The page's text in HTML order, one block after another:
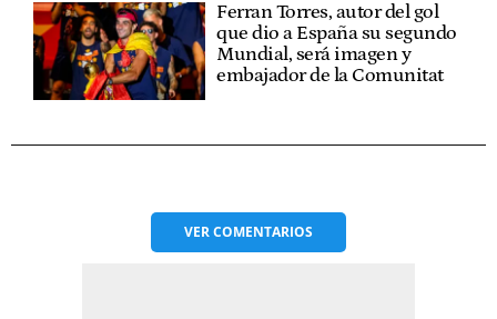
Ferran Torres, autor del gol
que dio a España su segundo
Mundial, será imagen y
embajador de la Comunitat
VERCOMENTARIOS